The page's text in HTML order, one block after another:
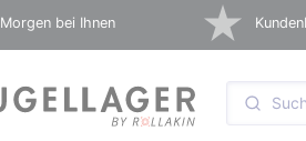
Morgen bei Ihnen